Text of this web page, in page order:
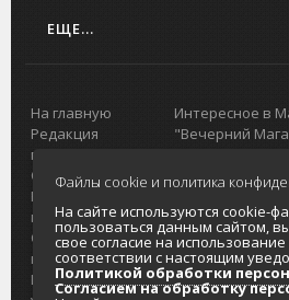
ЕЩЕ...
На главную
Редакция
портала
О проекте
Реклама на
портале
Отзывы и
предложения
Интернет-
Интересное в
"Вечерний
Городская
Реклама
Главный
Колымы
Политика в
персональных
Согласие на
Файлы cookie и политика
На сайте используются cookie-
пользоваться данным сайтом,
свое согласие на
соответствии с настоящим
Политикой обработки
Согласием на обработку